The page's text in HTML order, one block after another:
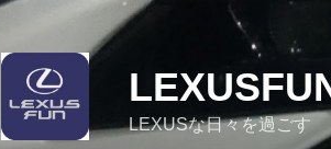
LEXUSな日々を過ごす